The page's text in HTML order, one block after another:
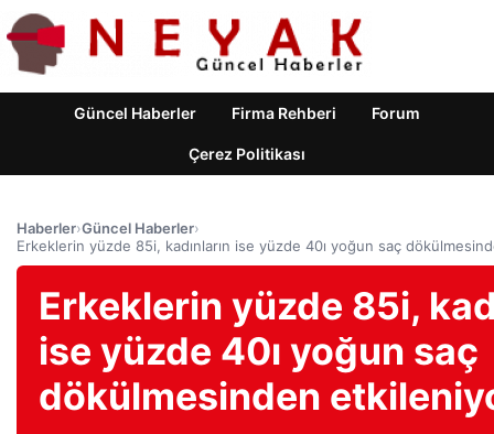
Güncel Haberler Firma Rehberi Forum
Çerez Politikası
Haberler›Güncel Haberler›
Erkeklerin yüzde 85i, kadınların ise yüzde 40ı yoğun saç
Erkeklerin yüzde 85i,
ise yüzde 40ı yoğun saç
dökülmesinden